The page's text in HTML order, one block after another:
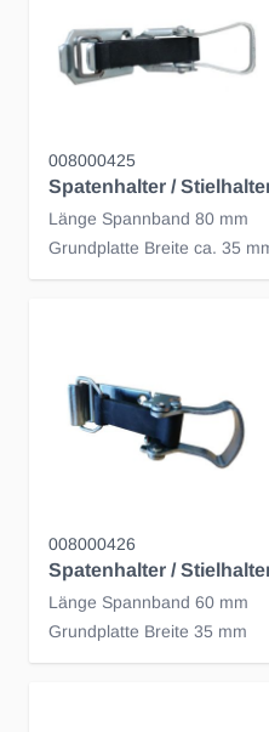
008000425
Spatenhalter /
Länge Spannband 80 mm
Grundplatte Breite ca. 35
008000426
Spatenhalter /
Länge Spannband 60 mm
Grundplatte Breite 35 mm